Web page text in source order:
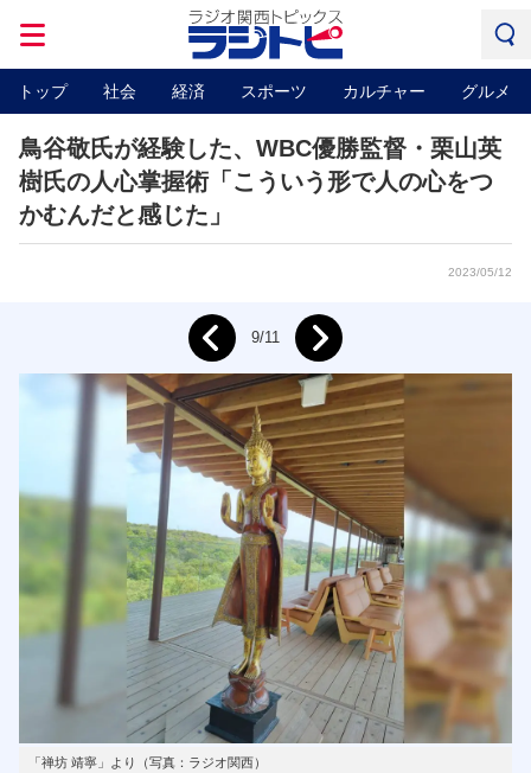
トップ 社会 経済 スポーツ カルチャー グルメ
鳥谷敬氏が経験した、WBC優勝監督・栗山英
樹氏の人心掌握術「こういう形で人の心をつ
かむんだと感じた」
2023/05/12
「禅坊 靖寧」より（写真：ラジオ関西）
Prev 9/11 Next